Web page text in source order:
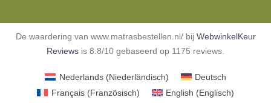
De waardering van www.matrasbestellen.nl/ bij WebwinkelKeur
Reviews is 8.8/10 gebaseerd op 1175 reviews.
Nederlands(Niederländisch)
Deutsch
Français(Französisch) English (Englisch)